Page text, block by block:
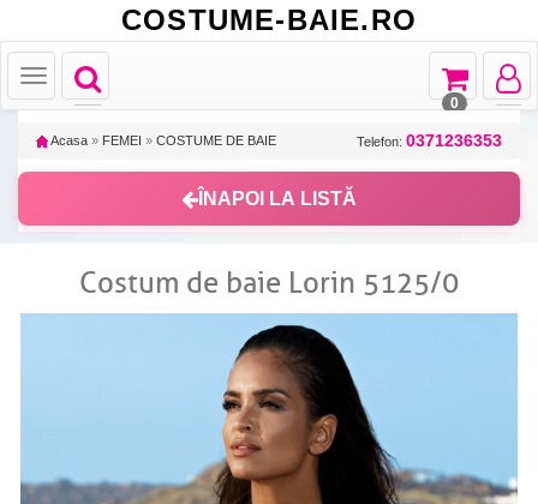
COSTUME-BAIE.RO
Toggle
navigation
Toggle
navigation
Toggle
Toggle
navigation
0
Acasa » FEMEI » COSTUME DE BAIE Telefon: 0371236353
ÎNAPOI LA LISTĂ
Costum de baie Lorin 5125/0